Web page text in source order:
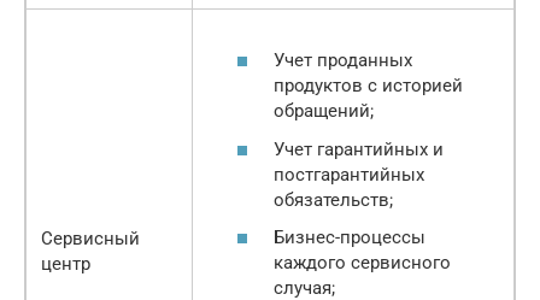
Сервисный
центр
Учет проданных
продуктов с историей
обращений;
Учет гарантийных и
постгарантийных
обязательств;
Бизнес-процессы
каждого сервисного
случая;